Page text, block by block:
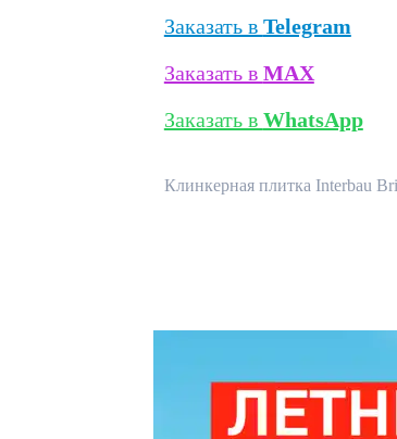
Заказать в Telegram
Заказать в MAX
Заказать в WhatsApp
Клинкерная плитка Interbau